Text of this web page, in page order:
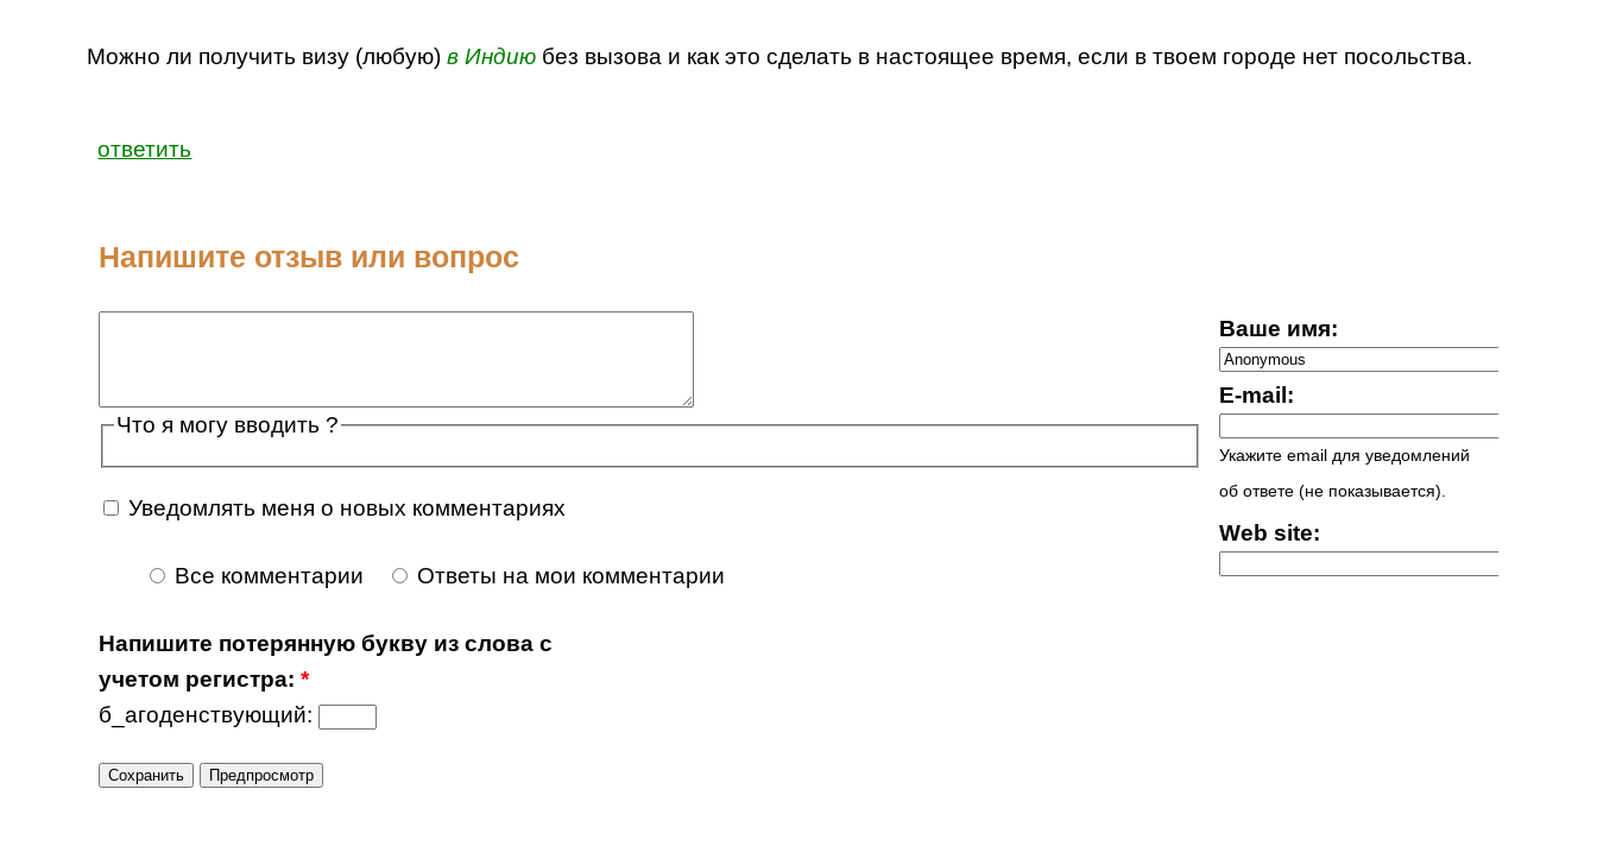
Можно ли получить визу (любую) в Индиюбез вызова и как это сделать в настоящее время, если в твоем городе нет посольства.
ответить
Напишите отзыв или вопрос
Ваше имя:
E-mail:
Укажите email для уведомлений
об ответе (не показывается).
Web site:
Что я могу вводить ?
Уведомлять меня о новых комментариях
Все комментарии Ответы на мои комментарии
Напишите потерянную букву из слова с
учетом регистра: *
б_агоденствующий: